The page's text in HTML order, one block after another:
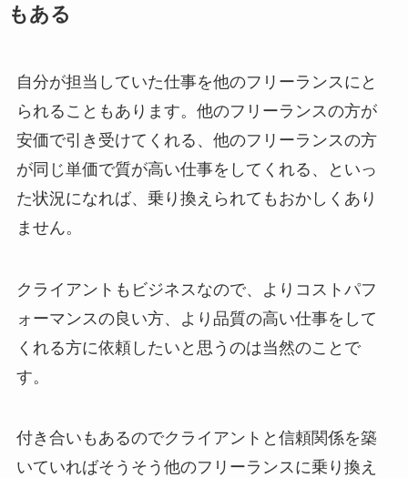
もある
自分が担当していた仕事を他のフリーランスにと
られることもあります。他のフリーランスの方が
安価で引き受けてくれる、他のフリーランスの方
が同じ単価で質が高い仕事をしてくれる、といっ
た状況になれば、乗り換えられてもおかしくあり
ません。
クライアントもビジネスなので、よりコストパフ
ォーマンスの良い方、より品質の高い仕事をして
くれる方に依頼したいと思うのは当然のことで
す。
付き合いもあるのでクライアントと信頼関係を築
いていればそうそう他のフリーランスに乗り換え